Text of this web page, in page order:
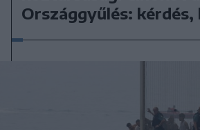
Országgyűlés: